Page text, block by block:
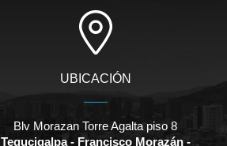
UBICACIÓN
Blv Morazan Torre Agalta piso 8
Tegucigalpa - Francisco Morazán -